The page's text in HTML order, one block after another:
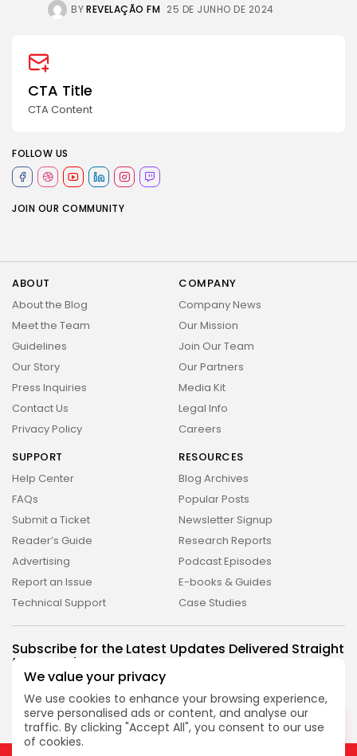
We value your privacy
We use cookies to enhance your browsing experience,
serve personalised ads or content, and analyse our
traffic. By clicking "Accept All", you consent to our use
of cookies.
BYREVELAÇÃO FM 25 DE JUNHO DE 2024
CTA Title
CTA Content
FOLLOW US
JOIN OUR COMMUNITY
ABOUT
About the Blog
Meet the Team
Guidelines
Our Story
Press Inquiries
Contact Us
Privacy Policy
COMPANY
Company News
Our Mission
Join Our Team
Our Partners
Media Kit
Legal Info
Careers
SUPPORT
Help Center
FAQs
Submit a Ticket
Reader’s Guide
Advertising
Report an Issue
Technical Support
RESOURCES
Blog Archives
Popular Posts
Newsletter Signup
Research Reports
Podcast Episodes
E-books & Guides
Case Studies
Subscribe for the Latest Updates Delivered Straight
to Your Inbox
Follow Us
DESLIGADO